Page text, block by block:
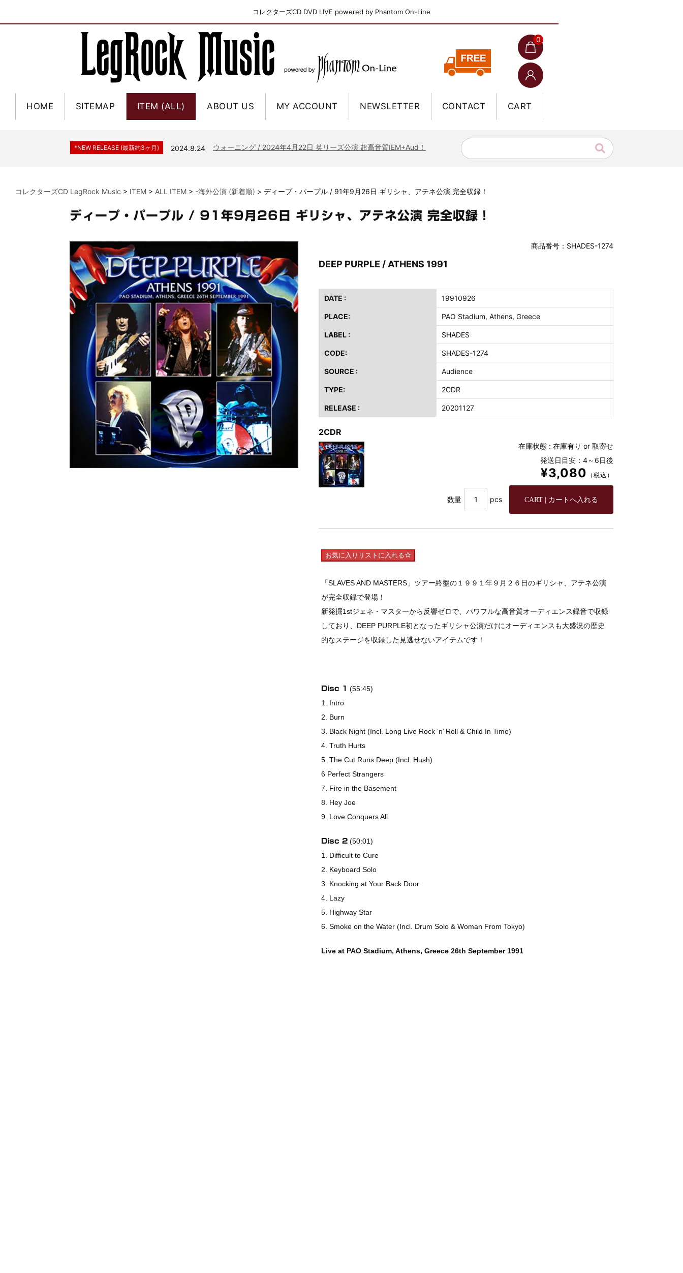
コレクターズCD DVD LIVE powered by Phantom On-Line
0
HOME SITEMAP ITEM (ALL) ABOUT US MY ACCOUNT NEWSLETTER CONTACT CART
*NEW RELEASE (最新約3ヶ月) 2024.6.9 ジャーニー / 1979年5月8+9日 コロラド州 2公演 SBD 完全収録！
*NEW RELEASE (最新約3ヶ月) 2024.8.24 ウォーニング / 2024年4月22日 英リーズ公演 超高音質IEM+Aud！
スコーピオンズ / 2024年6月15日 リスボン公演 FHD 完全収録！
*NEW RELEASE (最新約3ヶ月) 2024.6.20 マネスキン / 2024年6月9日 ドイツ ROCK AM RING 公演 FHD 完全収録！
2024.6.9
*NEW RELEASE (最新約3ヶ月) 2024.6.9 ユーライア・ヒープ / 2023年8月3日 ドイツ W.O.A. 公演 FHD 完全収録！
*NEW RELEASE (最新約3ヶ月) 2024.6.9 ジャーニー / 1979年5月8+9日 コロラド州 2公演 SBD 完全収録！
*NEW RELEASE (最新約3ヶ月) 2024.11.9 NGHFB / 2024年7月28日 フジロック’24公演 超高音質AI-SBD！
*NEW RELEASE (最新約3ヶ月) 2024.8.24 ウォーニング / 2024年4月22日 英リーズ公演 超高音質IEM+Aud！
*NEW RELEASE (最新約3ヶ月) 2024.6.24 ビリー・ジョエル / 2024年3月24日 100Aniv. 米M.S.G公演 完全収録！
*NEW RELEASE (最新約3ヶ月)
2024.6.24
リアム・ギャラガー / 2024年6月3日 カーディフ公演 IEM/AUD 完全収録！
*NEW RELEASE (最新約3ヶ月) 2024.6.24 スコーピオンズ / 2024年6月15日 リスボン公演 FHD 完全収録！
*NEW RELEASE (最新約3ヶ月) 2024.6.20 マネスキン / 2024年6月9日 ドイツ ROCK AM RING 公演 FHD 完全収録！
*NEW RELEASE (最新約3ヶ月) 2024.6.9 リアム・ギャラガー / 2024年6月1日 英国シェフィールド公演 完全収録！
*NEW RELEASE (最新約3ヶ月) メガデス / 2023年8月4日 ドイツ W.O.A. 公演 FHD 完全収録！
*NEW RELEASE (最新約3ヶ月) 2024.6.9 ユーライア・ヒープ / 2023年8月3日 ドイツ W.O.A. 公演 FHD 完全収録！
*NEW RELEASE (最新約3ヶ月) 2024.6.9 ジャーニー / 1979年5月8+9日 コロラド州 2公演 SBD 完全収録！
コレクターズCD LegRock Music > ITEM > ALL ITEM > -海外公演 (新着順) > ディープ・パープル / 91年9月26日 ギリシャ、アテネ公演 完全収録！
ディープ・パープル / 91年9月26日 ギリシャ、アテネ公演 完全収録！
商品番号：SHADES-1274
DEEP PURPLE / ATHENS 1991
DATE : 19910926
PLACE: PAO Stadium, Athens, Greece
LABEL : SHADES
CODE: SHADES-1274
SOURCE : Audience
TYPE: 2CDR
RELEASE : 20201127
2CDR
在庫状態 : 在庫有り or 取寄せ
発送日目安：4～6日後
¥3,080 （税込）
数量 pcs
お気に入りリストに入れる
「SLAVES AND MASTERS」ツアー終盤の１９９１年９月２６日のギリシャ、アテネ公演
が完全収録で登場！
新発掘1stジェネ・マスターから反響ゼロで、パワフルな高音質オーディエンス録音で収録
しており、DEEP PURPLE初となったギリシャ公演だけにオーディエンスも大盛況の歴史
的なステージを収録した見逃せないアイテムです！
Disc 1
(55:45)
1. Intro
2. Burn
3. Black Night (Incl. Long Live Rock ‘n’ Roll & Child In Time)
4. Truth Hurts
5. The Cut Runs Deep (Incl. Hush)
6 Perfect Strangers
7. Fire in the Basement
8. Hey Joe
9. Love Conquers All
Disc 2 (50:01)
1. Difficult to Cure
2. Keyboard Solo
3. Knocking at Your Back Door
4. Lazy
5. Highway Star
6. Smoke on the Water (Incl. Drum Solo & Woman From Tokyo)
Live at PAO Stadium, Athens, Greece 26th September 1991